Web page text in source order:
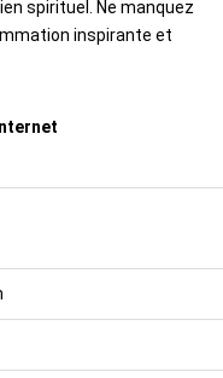
spirituel. Ne manquez
inspirante et